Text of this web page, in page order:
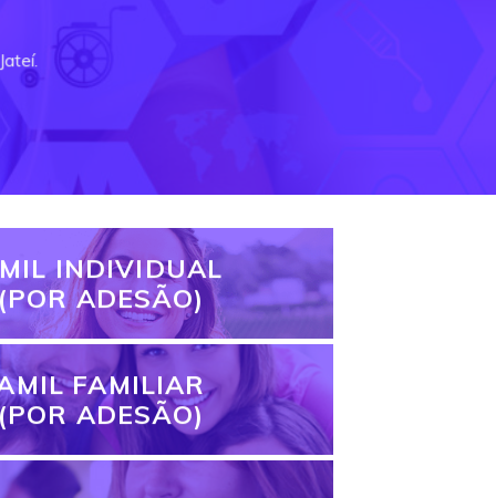
INDIVIDUAL
ADESÃO)
FAMILIAR
ADESÃO)